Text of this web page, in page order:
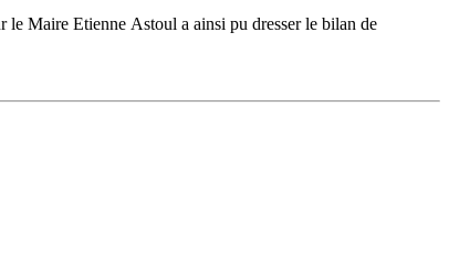
le Maire Etienne Astoul a ainsi pu dresser le bilan de